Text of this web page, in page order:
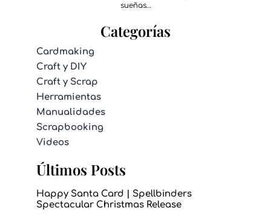
sueñas…
Categorías
Cardmaking
Craft y DIY
Craft y Scrap
Herramientas
Manualidades
Scrapbooking
Videos
Últimos Posts
Happy Santa Card | Spellbinders
Spectacular Christmas Release